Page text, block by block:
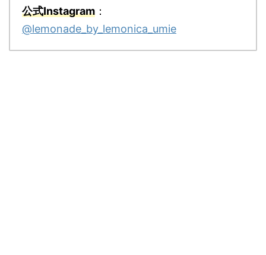
公式Instagram ：
@lemonade_by_lemonica_umie